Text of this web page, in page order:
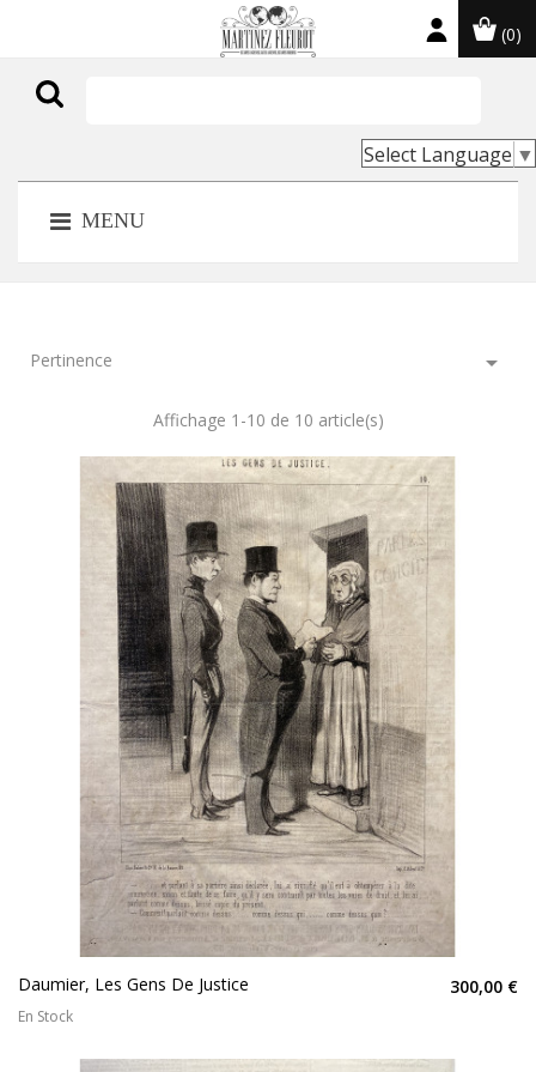
(0)
Select Language ▼
MENU
Pertinence 
Affichage 1-10 de 10 article(s)
Daumier, Les Gens De Justice 300,00 €
En Stock